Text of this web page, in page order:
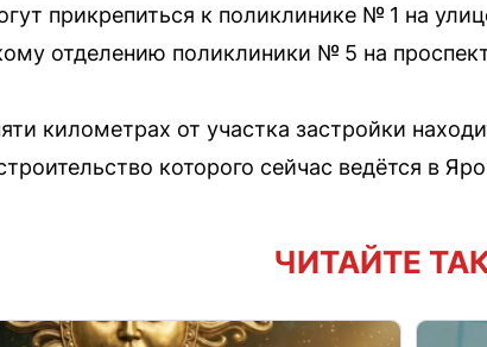
прикрепиться к поликлинике № 1 на
отделению поликлиники № 5 на
километрах от участка застройки
которого сейчас ведётся в
ЧИТАЙТЕ